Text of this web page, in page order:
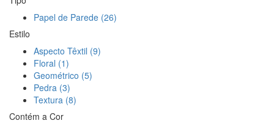
Papel de Parede (26)
Estilo
Aspecto Têxtil (9)
Floral (1)
Geométrico (5)
Pedra (3)
Textura (8)
Contém a Cor